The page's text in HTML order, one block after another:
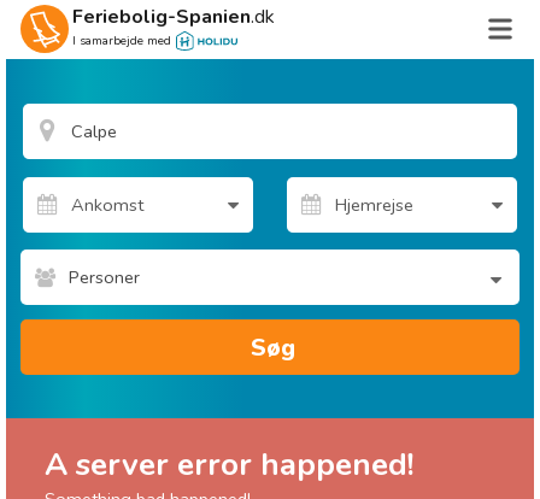
Feriebolig-Spanien.dk
I samarbejde med
Personer
Søg
A server error happened!